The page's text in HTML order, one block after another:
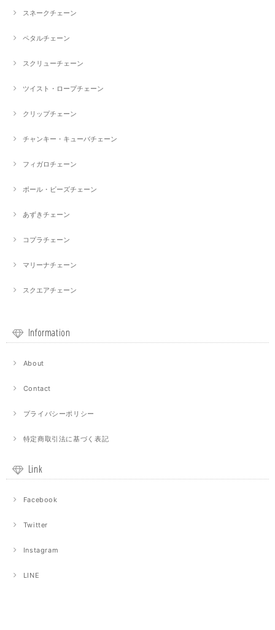
スネークチェーン
ペタルチェーン
スクリューチェーン
ツイスト・ロープチェーン
クリップチェーン
チャンキー・キューバチェーン
フィガロチェーン
ボール・ビーズチェーン
あずきチェーン
コプラチェーン
マリーナチェーン
スクエアチェーン
Information
About
Contact
プライバシーポリシー
特定商取引法に基づく表記
Link
Facebook
Twitter
Instagram
LINE